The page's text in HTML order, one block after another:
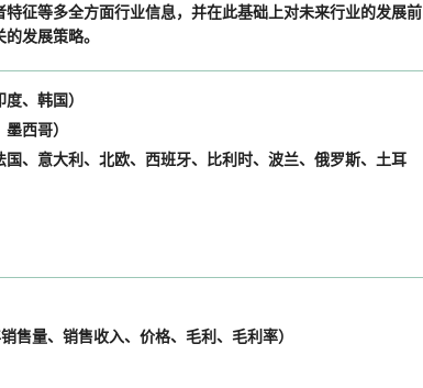
征等多全方面行业信息，并在此基础上对未来行业的发展前
发展策略。
、韩国）
西哥）
、意大利、北欧、西班牙、比利时、波兰、俄罗斯、土耳
量、销售收入、价格、毛利、毛利率）